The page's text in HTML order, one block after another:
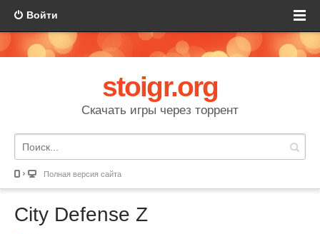
Войти
stoigr.org
Скачать игры через торрент
Полная версия сайта
City Defense Z